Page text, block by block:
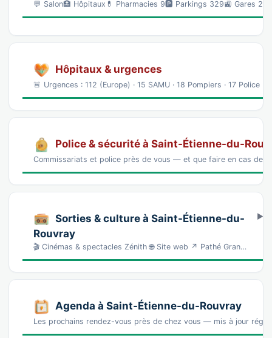
💬 Salon🏥 Hôpitaux💊 Pharmacies 9🅿️ Parkings 329🚉 Gares
Hôpitaux & urgences
🚨 Urgences : 112 (Europe) · 15 SAMU · 18 Pompiers · 17 Police
Police & sécurité à Saint-Étienne-du-
Commissariats et police près de vous — et que faire en cas de
Sorties & culture à Saint-Étienne-du-
Rouvray
🎬 Cinémas & spectacles Zénith 🌐 Site web ↗ Pathé Gran…
Agenda à Saint-Étienne-du-Rouvray
Les prochains rendez-vous près de chez vous — mis à jour